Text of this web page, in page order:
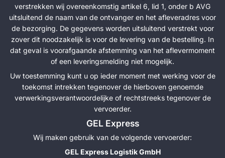
verstrekken wij overeenkomstig artikel 6, lid 1, onder b AVG
uitsluitend de naam van de ontvanger en het afleveradres voor
de bezorging. De gegevens worden uitsluitend verstrekt voor
zover dit noodzakelijk is voor de levering van de bestelling. In
dat geval is voorafgaande afstemming van het aflevermoment
of een leveringsmelding niet mogelijk.
Uw toestemming kunt u op ieder moment met werking voor de
toekomst intrekken tegenover de hierboven genoemde
verwerkingsverantwoordelijke of rechtstreeks tegenover de
vervoerder.
GEL Express
Wij maken gebruik van de volgende vervoerder:
GEL Express Logistik GmbH